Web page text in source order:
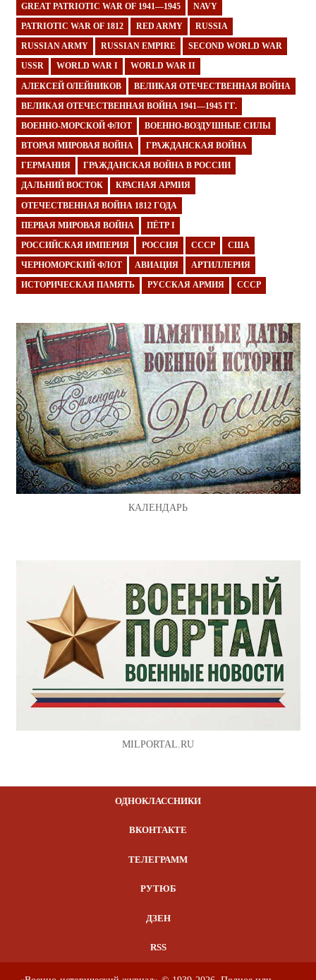
GREAT PATRIOTIC WAR OF 1941—1945 NAVY
PATRIOTIC WAR OF 1812 RED ARMY RUSSIA
RUSSIAN ARMY RUSSIAN EMPIRE SECOND WORLD WAR
USSR WORLD WAR I WORLD WAR II
АЛЕКСЕЙ ОЛЕЙНИКОВ ВЕЛИКАЯ ОТЕЧЕСТВЕННАЯ ВОЙНА
ВЕЛИКАЯ ОТЕЧЕСТВЕННАЯ ВОЙНА 1941—1945 ГГ.
ВОЕННО-МОРСКОЙ ФЛОТ ВОЕННО-ВОЗДУШНЫЕ СИЛЫ
ВТОРАЯ МИРОВАЯ ВОЙНА ГРАЖДАНСКАЯ ВОЙНА
ГЕРМАНИЯ ГРАЖДАНСКАЯ ВОЙНА В РОССИИ
ДАЛЬНИЙ ВОСТОК КРАСНАЯ АРМИЯ
ОТЕЧЕСТВЕННАЯ ВОЙНА 1812 ГОДА
ПЕРВАЯ МИРОВАЯ ВОЙНА ПЁТР I
РОССИЙСКАЯ ИМПЕРИЯ РОССИЯ СССР США
ЧЕРНОМОРСКИЙ ФЛОТ АВИАЦИЯ АРТИЛЛЕРИЯ
ИСТОРИЧЕСКАЯ ПАМЯТЬ РУССКАЯ АРМИЯ СССР
КАЛЕНДАРЬ
MILPORTAL.RU
ОДНОКЛАССНИКИ
ВКОНТАКТЕ
ТЕЛЕГРАММ
РУТЮБ
ДЗЕН
RSS